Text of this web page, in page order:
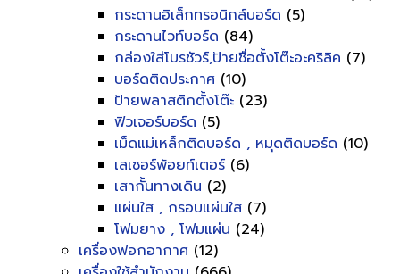
กระดานอิเล็กทรอนิกส์บอร์ด (5)
กระดานไวท์บอร์ด (84)
กล่องใส่โบรชัวร์,ป้ายชื่อตั้งโต๊ะอะคริลิค (7)
บอร์ดติดประกาศ (10)
ป้ายพลาสติกตั้งโต๊ะ (23)
ฟิวเจอร์บอร์ด (5)
เม็ดแม่เหล็กติดบอร์ด , หมุดติดบอร์ด (10)
เลเซอร์พ้อยท์เตอร์ (6)
เสากั้นทางเดิน (2)
แผ่นใส , กรอบแผ่นใส (7)
โฟมยาง , โฟมแผ่น (24)
เครื่องฟอกอากาศ (12)